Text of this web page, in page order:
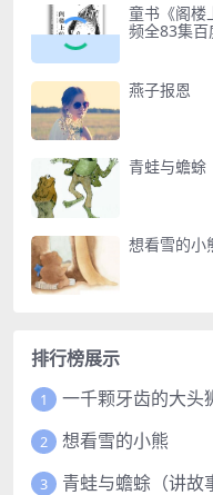
童书《阁楼
频全83集
燕子报恩
青蛙与蟾蜍
想看雪的小
排行榜展示
1 一千颗牙齿的大头
2 想看雪的小熊
3 青蛙与蟾蜍（讲故